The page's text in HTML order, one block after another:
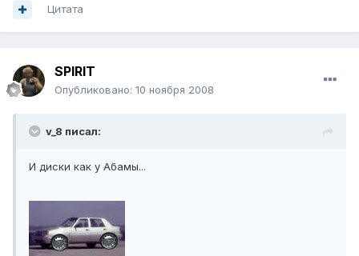
Цитата
SPIRIT
Опубликовано: 10 ноября 2008
v_8 писал:
И диски как у Абамы...